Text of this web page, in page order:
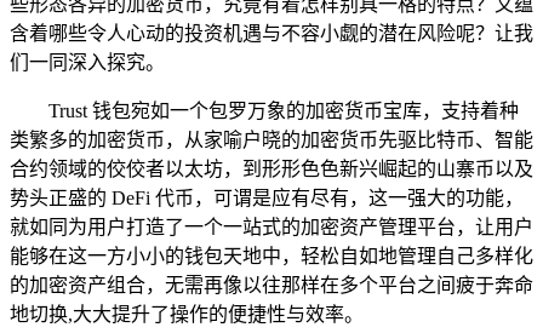
含着哪些令人心动的投资机遇与不容小觑的潜在风险呢？让我
们一同深入探究。
Trust 钱包宛如一个包罗万象的加密货币宝库，支持着种
类繁多的加密货币，从家喻户晓的加密货币先驱比特币、智能
合约领域的佼佼者以太坊，到形形色色新兴崛起的山寨币以及
势头正盛的 DeFi 代币，可谓是应有尽有，这一强大的功能，
就如同为用户打造了一个一站式的加密资产管理平台，让用户
能够在这一方小小的钱包天地中，轻松自如地管理自己多样化
的加密资产组合，无需再像以往那样在多个平台之间疲于奔命
地切换,大大提升了操作的便捷性与效率。